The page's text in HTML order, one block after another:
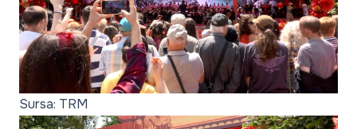
Sursa: TRM